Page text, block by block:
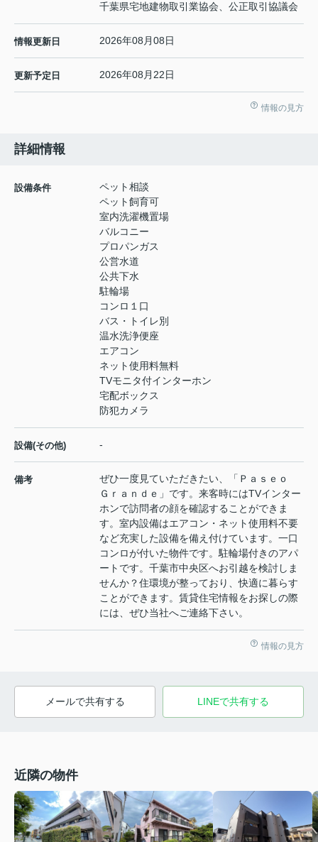
千葉県宅地建物取引業協会、公正取引協議会
情報更新日 2026年08月08日
更新予定日 2026年08月22日
情報の見方
詳細情報
設備条件
ペット相談
ペット飼育可
室内洗濯機置場
バルコニー
プロパンガス
公営水道
公共下水
駐輪場
コンロ１口
バス・トイレ別
温水洗浄便座
エアコン
ネット使用料無料
TVモニタ付インターホン
宅配ボックス
防犯カメラ
設備(その他) -
備考
ぜひ一度見ていただきたい、「Ｐａｓｅｏ
Ｇｒａｎｄｅ」です。来客時にはTVインター
ホンで訪問者の顔を確認することができま
す。室内設備はエアコン・ネット使用料不要
など充実した設備を備え付けています。一口
コンロが付いた物件です。駐輪場付きのアパ
ートです。千葉市中央区へお引越を検討しま
せんか？住環境が整っており、快適に暮らす
ことができます。賃貸住宅情報をお探しの際
には、ぜひ当社へご連絡下さい。
情報の見方
メールで共有する LINEで共有する
近隣の物件